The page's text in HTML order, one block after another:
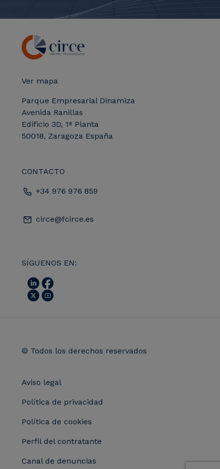
Ver mapa
Parque Empresarial Dinamiza
Avenida Ranillas
Edificio 3D, 1ª Planta
50018, Zaragoza España
CONTACTO
+34 976 976 859
circe@fcirce.es
SÍGUENOS EN:
© Todos los derechos reservados
Aviso legal
Política de privacidad
Política de cookies
Perfil del contratante
Canal de denuncias